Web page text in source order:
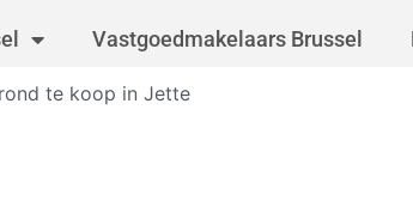
Vastgoedmakelaars Brussel
te koop in Jette